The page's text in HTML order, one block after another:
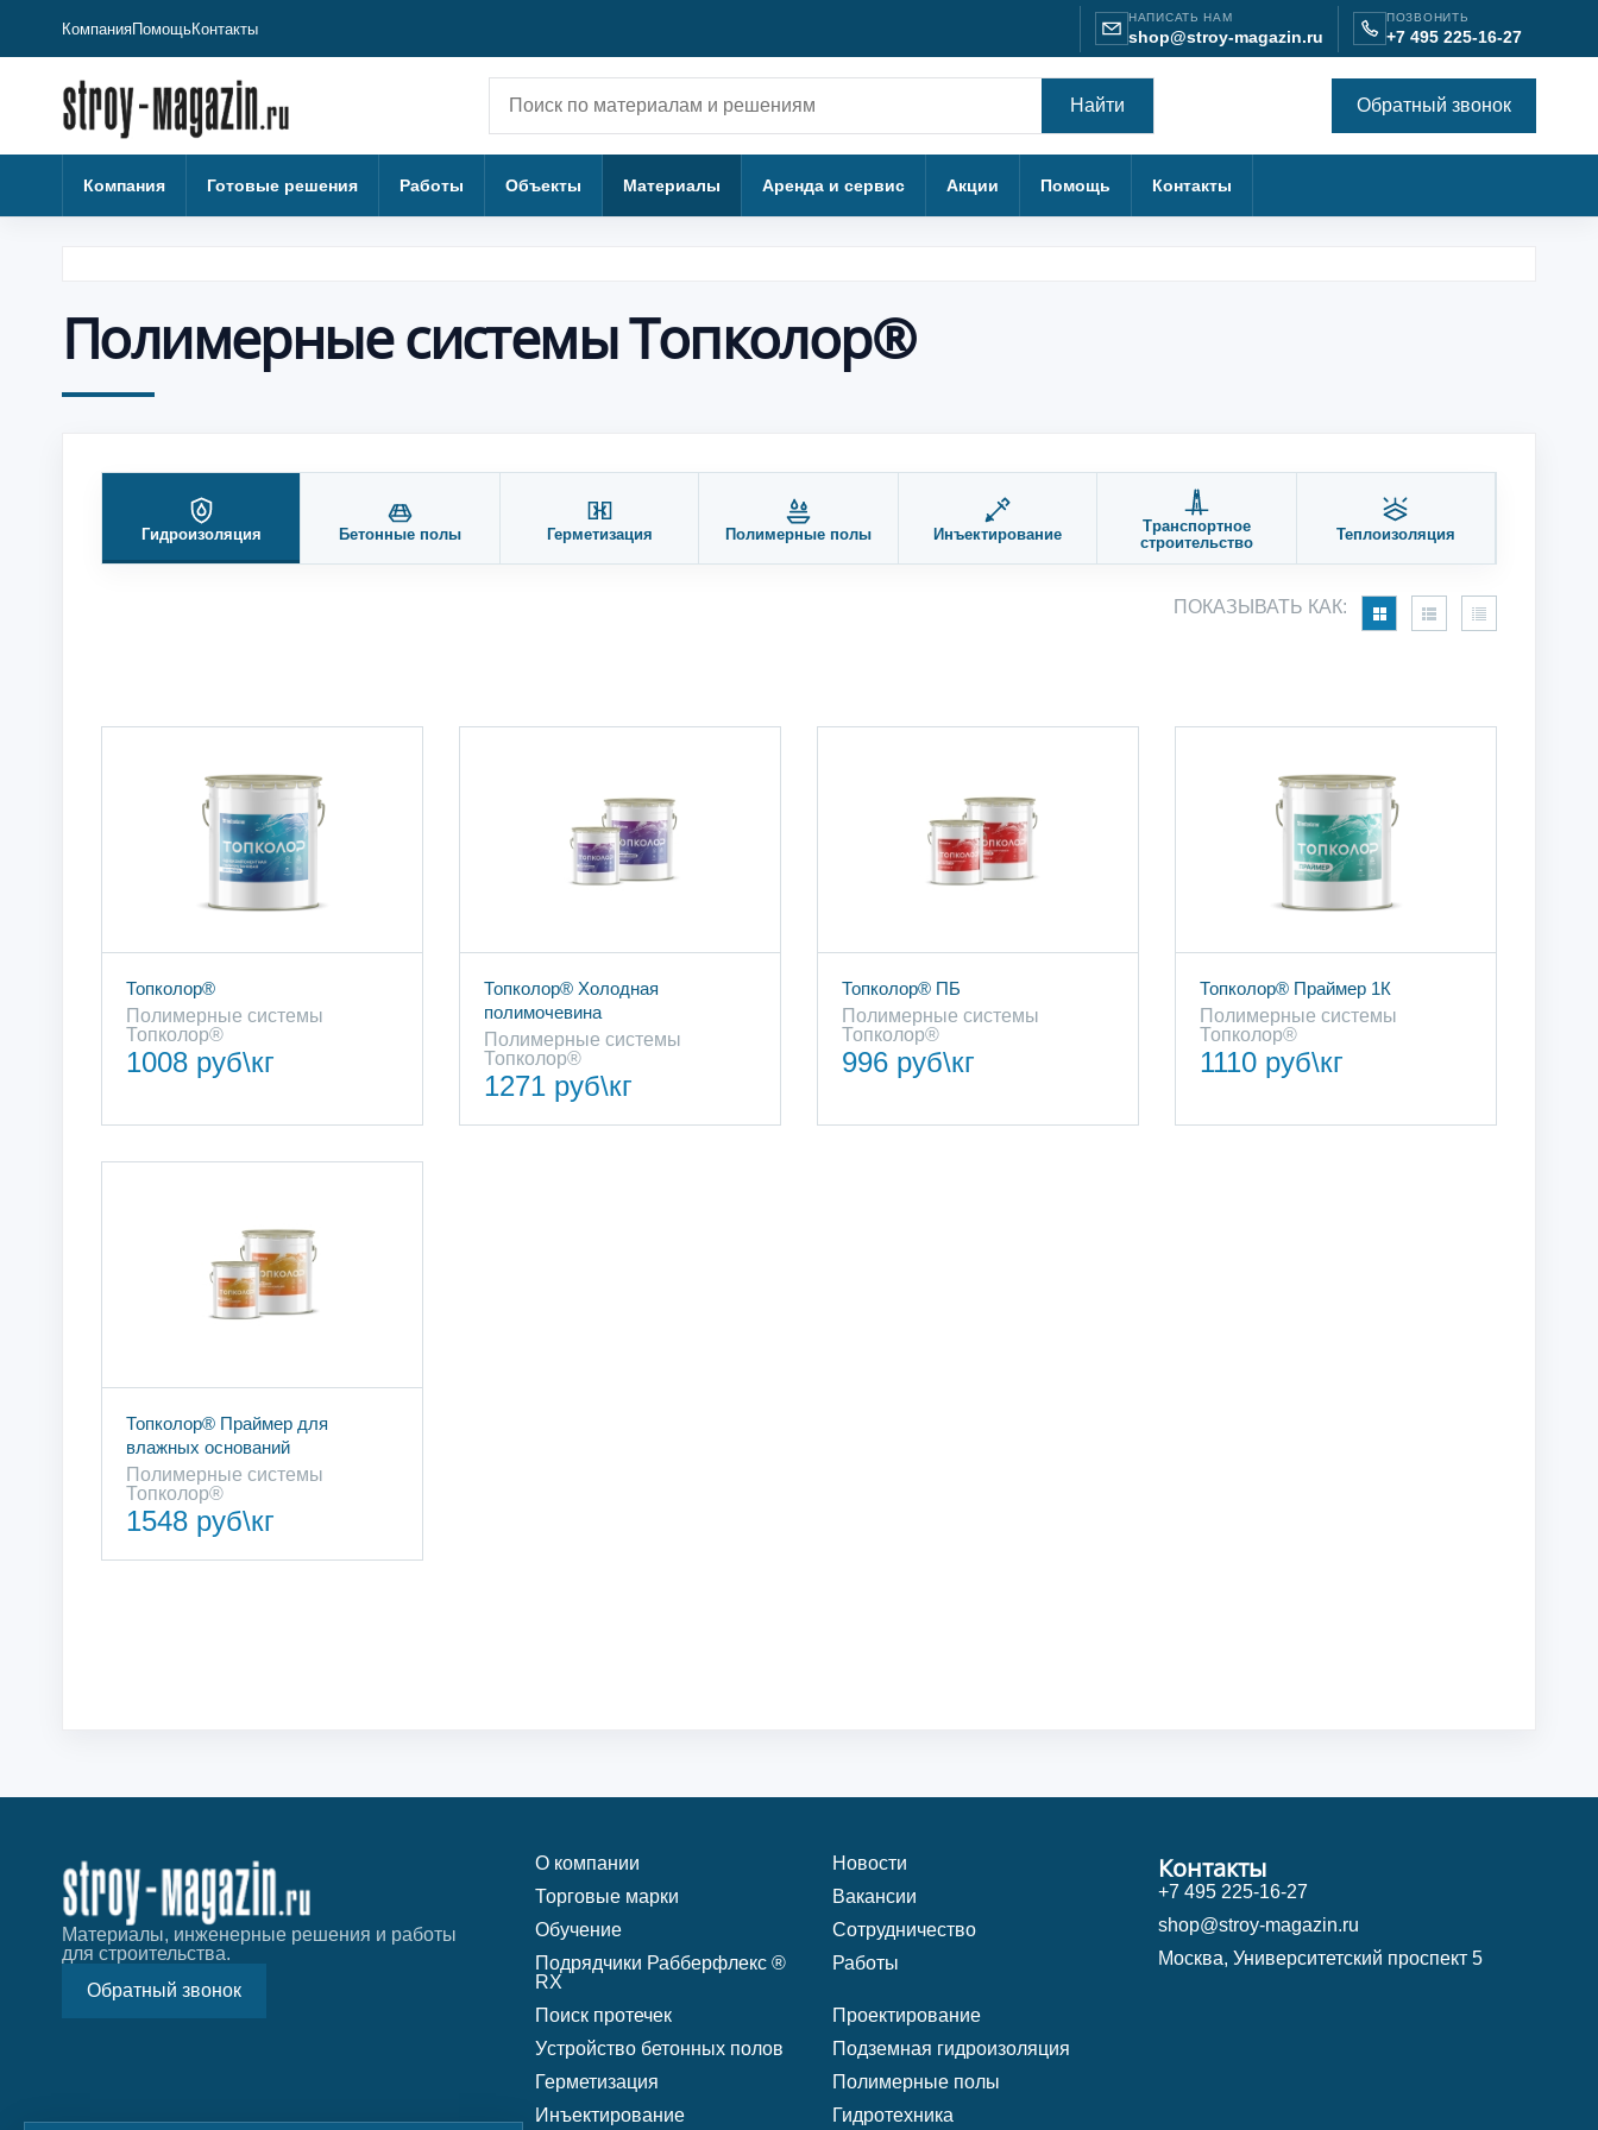
КомпанияПомощьКонтакты
НАПИСАТЬ НАМ
shop@stroy-magazin.ru
ПОЗВОНИТЬ
+7 495 225-16-27
Найти
Обратный звонок
Компания Готовые решения Работы Объекты Материалы Аренда и сервис Акции Помощь Контакты
Полимерные cистемы Топколор®
Гидроизоляция Бетонные полы Герметизация Полимерные полы Инъектирование
Транспортное
строительство
Теплоизоляция
ПОКАЗЫВАТЬ КАК:
Топколор®
Полимерные cистемы
Топколор®
1008 руб\кг
Топколор® Холодная
полимочевина
Полимерные cистемы
Топколор®
1271 руб\кг
Топколор® ПБ
Полимерные cистемы
Топколор®
996 руб\кг
Топколор® Праймер 1К
Полимерные cистемы
Топколор®
1110 руб\кг
Топколор® Праймер для
влажных оснований
Полимерные cистемы
Топколор®
1548 руб\кг
Материалы, инженерные решения и работы
для строительства.
Обратный звонок
О компании
Новости
Торговые марки
Вакансии
Обучение
Сотрудничество
Подрядчики Рабберфлекс ®
RX
Работы
Поиск протечек
Проектирование
Уcтройство бетонных полов
Подземная гидроизоляция
Герметизация
Полимерные полы
Инъектирование
Гидротехника
Контакты
+7 495 225-16-27
shop@stroy-magazin.ru
Москва, Университетский проспект 5